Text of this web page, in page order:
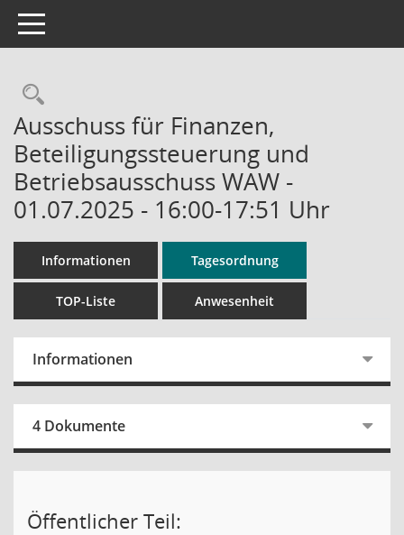
Toggle navigation
Rechercheauswahl
Ausschuss für Finanzen,
Beteiligungssteuerung und
Betriebsausschuss WAW -
01.07.2025 - 16:00-17:51 Uhr
Informationen Tagesordnung
TOP-Liste Anwesenheit
Informationen
4 Dokumente
Öffentlicher Teil: